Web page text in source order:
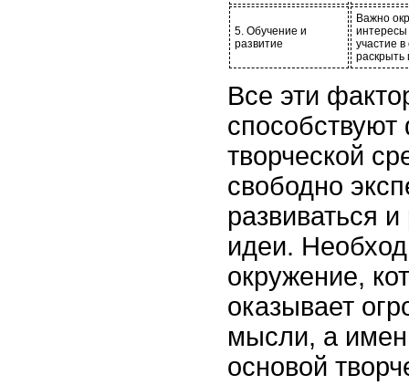
5. Обучение и
развитие
Важно
интересы
участие
раскрыть
Все эти
творческой
свободно
развиваться
идеи.
окружение,
оказывает
мысли, а
основой